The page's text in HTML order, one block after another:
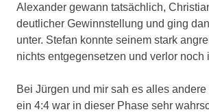
Alexander gewann tatsächlich,
deutlicher Gewinnstellung und ging
unter. Stefan konnte seinem stark
nichts entgegensetzen und verlor noch
Bei Jürgen und mir sah es alles
ein 4:4 war in dieser Phase sehr